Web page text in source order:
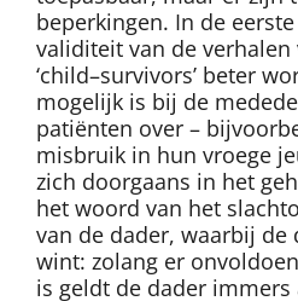
beperkingen. In de
validiteit van de verhalen
‘child–survivors’ beter
mogelijk is bij de
patiënten over –
misbruik in hun vroege
zich doorgaans in het
het woord van het
van de dader, waarbij de
wint: zolang er
is geldt de dader immers